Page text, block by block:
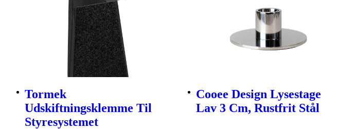
Tormek
Udskiftningsklemme Til
Styresystemet
Cooee Design Lysestage
Lav 3 Cm, Rustfrit Stål